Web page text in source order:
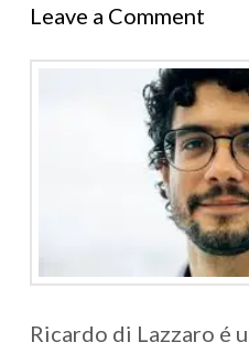
Leave a Comment
Ricardo di Lazzaro é